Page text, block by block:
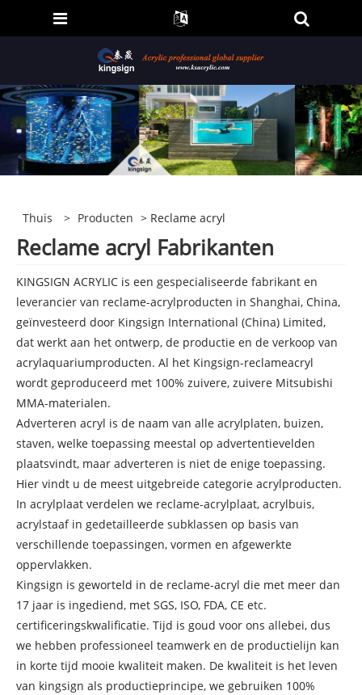
Thuis > Producten > Reclame acryl
Reclame acryl Fabrikanten
KINGSIGN ACRYLIC is een gespecialiseerde fabrikant en
leverancier van reclame-acrylproducten in Shanghai, China,
geïnvesteerd door Kingsign International (China) Limited,
dat werkt aan het ontwerp, de productie en de verkoop van
acrylaquariumproducten. Al het Kingsign-reclameacryl
wordt geproduceerd met 100% zuivere, zuivere Mitsubishi
MMA-materialen.
Adverteren acryl is de naam van alle acrylplaten, buizen,
staven, welke toepassing meestal op advertentievelden
plaatsvindt, maar adverteren is niet de enige toepassing.
Hier vindt u de meest uitgebreide categorie acrylproducten.
In acrylplaat verdelen we reclame-acrylplaat, acrylbuis,
acrylstaaf in gedetailleerde subklassen op basis van
verschillende toepassingen, vormen en afgewerkte
oppervlakken.
Kingsign is geworteld in de reclame-acryl die met meer dan
17 jaar is ingediend, met SGS, ISO, FDA, CE etc.
certificeringskwalificatie. Tijd is goud voor ons allebei, dus
we hebben professioneel teamwerk en de productielijn kan
in korte tijd mooie kwaliteit maken. De kwaliteit is het leven
van kingsign als productieprincipe, we gebruiken 100%